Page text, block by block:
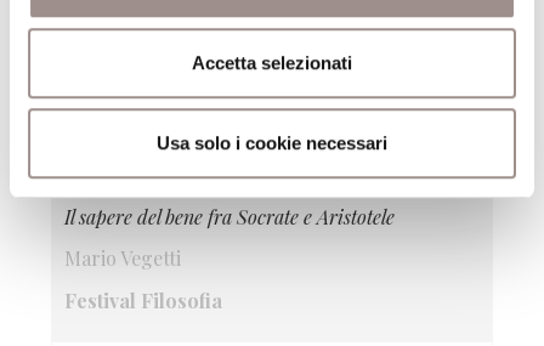
Accetta selezionati
Usa solo i cookie necessari
Stazioni di Carpi, Sassuolo, Bologna
Festival Filosofia
14/09/2007
Insegnare la virtù?
Il sapere del bene fra Socrate e Aristotele
Mario Vegetti
Festival Filosofia